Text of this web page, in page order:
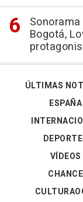
Bogotá,
ÚLTIMAS
ESPAÑA
VÍDEOS
CHANCE